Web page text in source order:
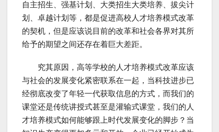
自主招生、强基计划、大类招生大类培养、拔尖计
划、卓越计划等，都是促进高校人才培养模式改革
的契机，但是应该说目前的改革和社会各界对其所
给予的期望之间还存在着巨大差距。
究其原因，高等学校的人才培养模式改革应该
与社会的发展变化紧密联系在一起，当科技进步已
经彻底改变了年轻一代获取信息的方式，而我们的
课堂还是传统讲授式甚至是灌输式课堂，我们的人
才培养模式如何能够跟上时代发展变化的脚步？当